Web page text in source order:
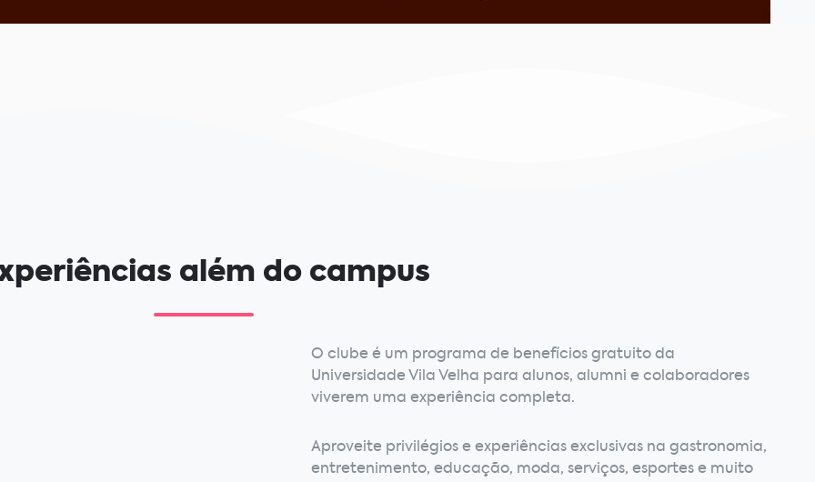
além do campus
O clube é um programa de benefícios gratuito da
Universidade Vila Velha para alunos, alumni e colaboradores
viverem uma experiência completa.
Aproveite privilégios e experiências exclusivas na gastronomia,
entretenimento, educação, moda, serviços, esportes e muito